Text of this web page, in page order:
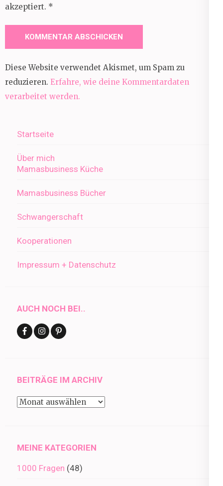
akzeptiert. *
Diese Website verwendet Akismet, um Spam zu
reduzieren. Erfahre, wie deine Kommentardaten
verarbeitet werden.
Startseite
Über mich
Mamasbusiness Küche
Mamasbusiness Bücher
Schwangerschaft
Kooperationen
Impressum + Datenschutz
AUCH NOCH BEI..
BEITRÄGE IM ARCHIV
Beiträge
MEINE KATEGORIEN
1000 Fragen (48)